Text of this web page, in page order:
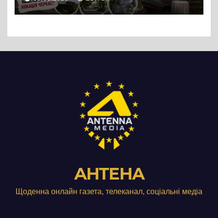
АНТЕНА
Щоденна онлайн газета, телеканал, соціальні медіа